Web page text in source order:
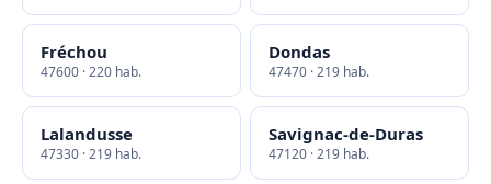
Fréchou
47600 · 220 hab.
Dondas
47470 · 219 hab.
Lalandusse
47330 · 219 hab.
Savignac-de-Duras
47120 · 219 hab.